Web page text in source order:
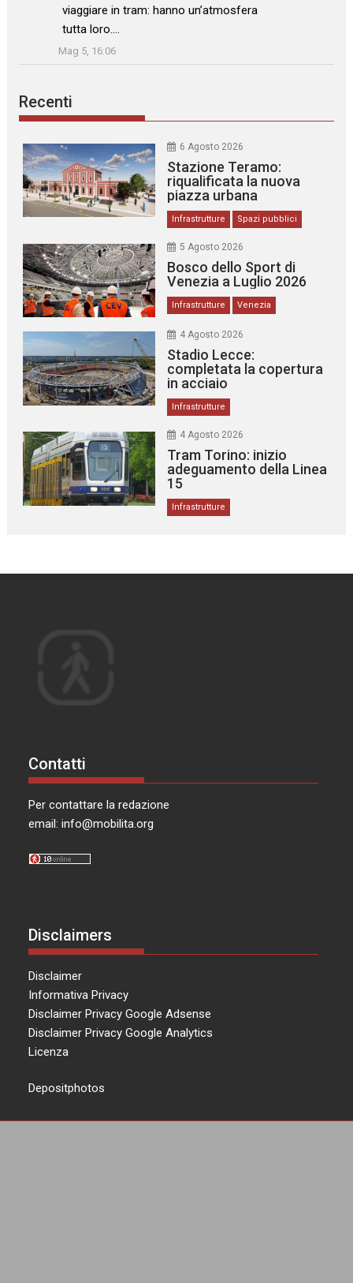
viaggiare in tram: hanno un’atmosfera
tutta loro.…
”
Mag 5, 16:06
Recenti
6 Agosto 2026
Stazione Teramo:
riqualificata la nuova
piazza urbana
Infrastrutture Spazi pubblici
5 Agosto 2026
Bosco dello Sport di
Venezia a Luglio 2026
Infrastrutture Venezia
4 Agosto 2026
Stadio Lecce:
completata la copertura
in acciaio
Infrastrutture
4 Agosto 2026
Tram Torino: inizio
adeguamento della Linea
15
Infrastrutture
Contatti
Per contattare la redazione
email:info@mobilita.org
Disclaimers
Disclaimer
Informativa Privacy
Disclaimer Privacy Google Adsense
Disclaimer Privacy Google Analytics
Licenza
Depositphotos